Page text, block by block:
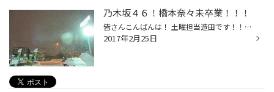
乃木坂４６！橋本奈々未卒業！！！
皆さんこんばんは！ 土曜担当造田です！！！ 旭川出身の橋本奈々未さん卒業しましたね！ アイドルは詳しくないですがお疲れ様でした！ さて今日の大雪通り！！！ 連日雪まみれです。 久々の雪かきに体がついていきません（笑） 今日の作業はクラッチワイヤー交換、エンジンスターター取り付け、フォ...
2017年2月25日